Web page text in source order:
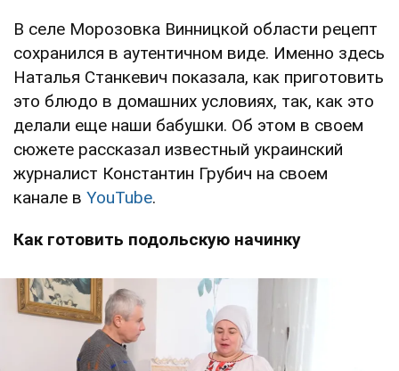
В селе Морозовка Винницкой области рецепт
сохранился в аутентичном виде. Именно здесь
Наталья Станкевич показала, как приготовить
это блюдо в домашних условиях, так, как это
делали еще наши бабушки. Об этом в своем
сюжете рассказал известный украинский
журналист Константин Грубич на своем
канале в YouTube.
Как готовить подольскую начинку